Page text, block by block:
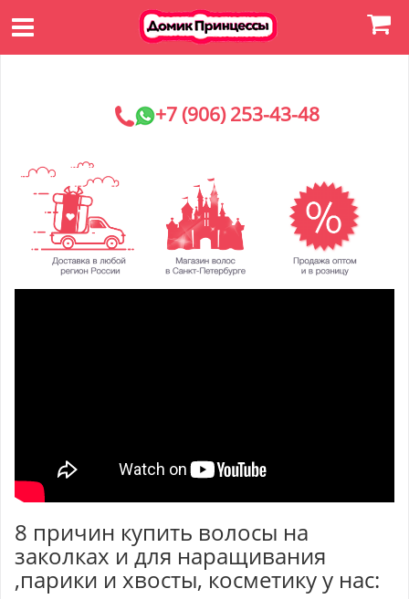
+7 (906) 253-43-48
8 причин купить волосы на
заколках и для наращивания
,парики и хвосты, косметику у нас: